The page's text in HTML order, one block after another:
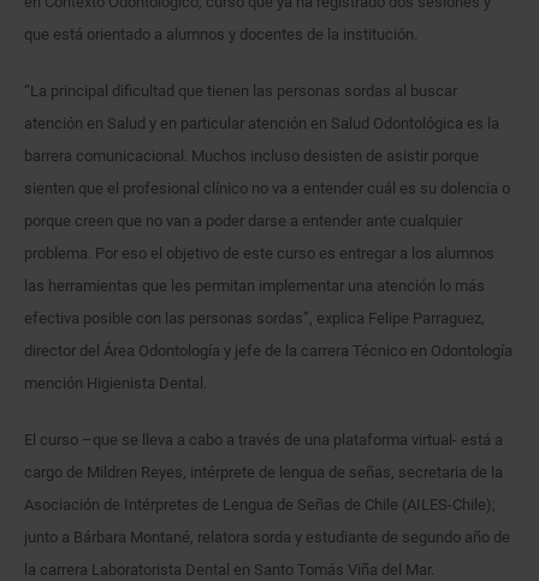
que está orientado a alumnos y docentes de la institución.
“La principal dificultad que tienen las personas sordas al buscar
atención en Salud y en particular atención en Salud Odontológica es la
barrera comunicacional. Muchos incluso desisten de asistir porque
sienten que el profesional clínico no va a entender cuál es su dolencia o
porque creen que no van a poder darse a entender ante cualquier
problema. Por eso el objetivo de este curso es entregar a los alumnos
las herramientas que les permitan implementar una atención lo más
efectiva posible con las personas sordas”, explica Felipe Parraguez,
director del Área Odontología y jefe de la carrera Técnico en Odontología
mención Higienista Dental.
El curso –que se lleva a cabo a través de una plataforma virtual- está a
cargo de Mildren Reyes, intérprete de lengua de señas, secretaria de la
Asociación de Intérpretes de Lengua de Señas de Chile (AILES-Chile);
junto a Bárbara Montané, relatora sorda y estudiante de segundo año de
la carrera Laboratorista Dental en Santo Tomás Viña del Mar.